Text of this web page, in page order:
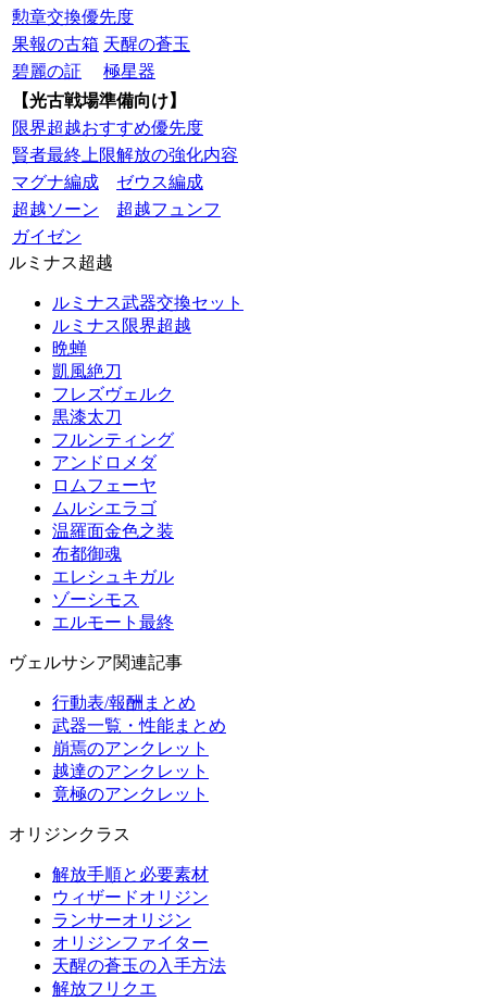
勲章交換優先度
果報の古箱 天醒の蒼玉
碧麗の証
極星器
【光古戦場準備向け】
限界超越おすすめ優先度
賢者最終上限解放の強化内容
マグナ編成
ゼウス編成
超越ソーン
超越フュンフ
ガイゼン
ルミナス超越
ルミナス武器交換セット
ルミナス限界超越
晩蝉
凱風絶刀
フレズヴェルク
黒漆太刀
フルンティング
アンドロメダ
ロムフェーヤ
ムルシエラゴ
温羅面金色之装
布都御魂
エレシュキガル
ゾーシモス
エルモート最終
ヴェルサシア関連記事
行動表/報酬まとめ
武器一覧・性能まとめ
崩焉のアンクレット
越達のアンクレット
竟極のアンクレット
オリジンクラス
解放手順と必要素材
ウィザードオリジン
ランサーオリジン
オリジンファイター
天醒の蒼玉の入手方法
解放フリクエ